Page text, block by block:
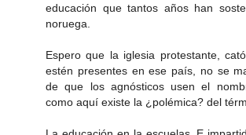
educación que tantos años han
noruega.
Espero que la iglesia protestante,
estén presentes en ese país, no se
de que los agnósticos usen el
como aquí existe la ¿polémica? del